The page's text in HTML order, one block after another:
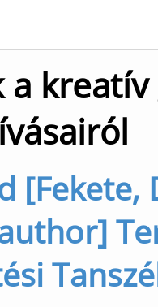
[Fekete,